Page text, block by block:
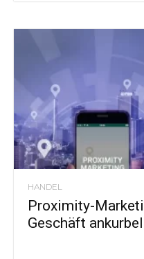
HANDEL
Proximity-
Geschäft